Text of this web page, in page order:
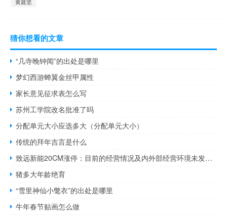
黄庭坚
猜你想看的文章
“几寺晚钟闻”的出处是哪里
梦幻西游蝉翼金丝甲属性
家长意见征求表怎么写
苏州工学院改名批准了吗
分配单元大小应选多大（分配单元大小）
传统的拜年吉言是什么
致远新能20CM涨停：目前的经营情况及内外部经营环境未发生重大变化
猪多大年龄绝育
“雪里神仙小氅衣”的出处是哪里
牛年春节贴画怎么做